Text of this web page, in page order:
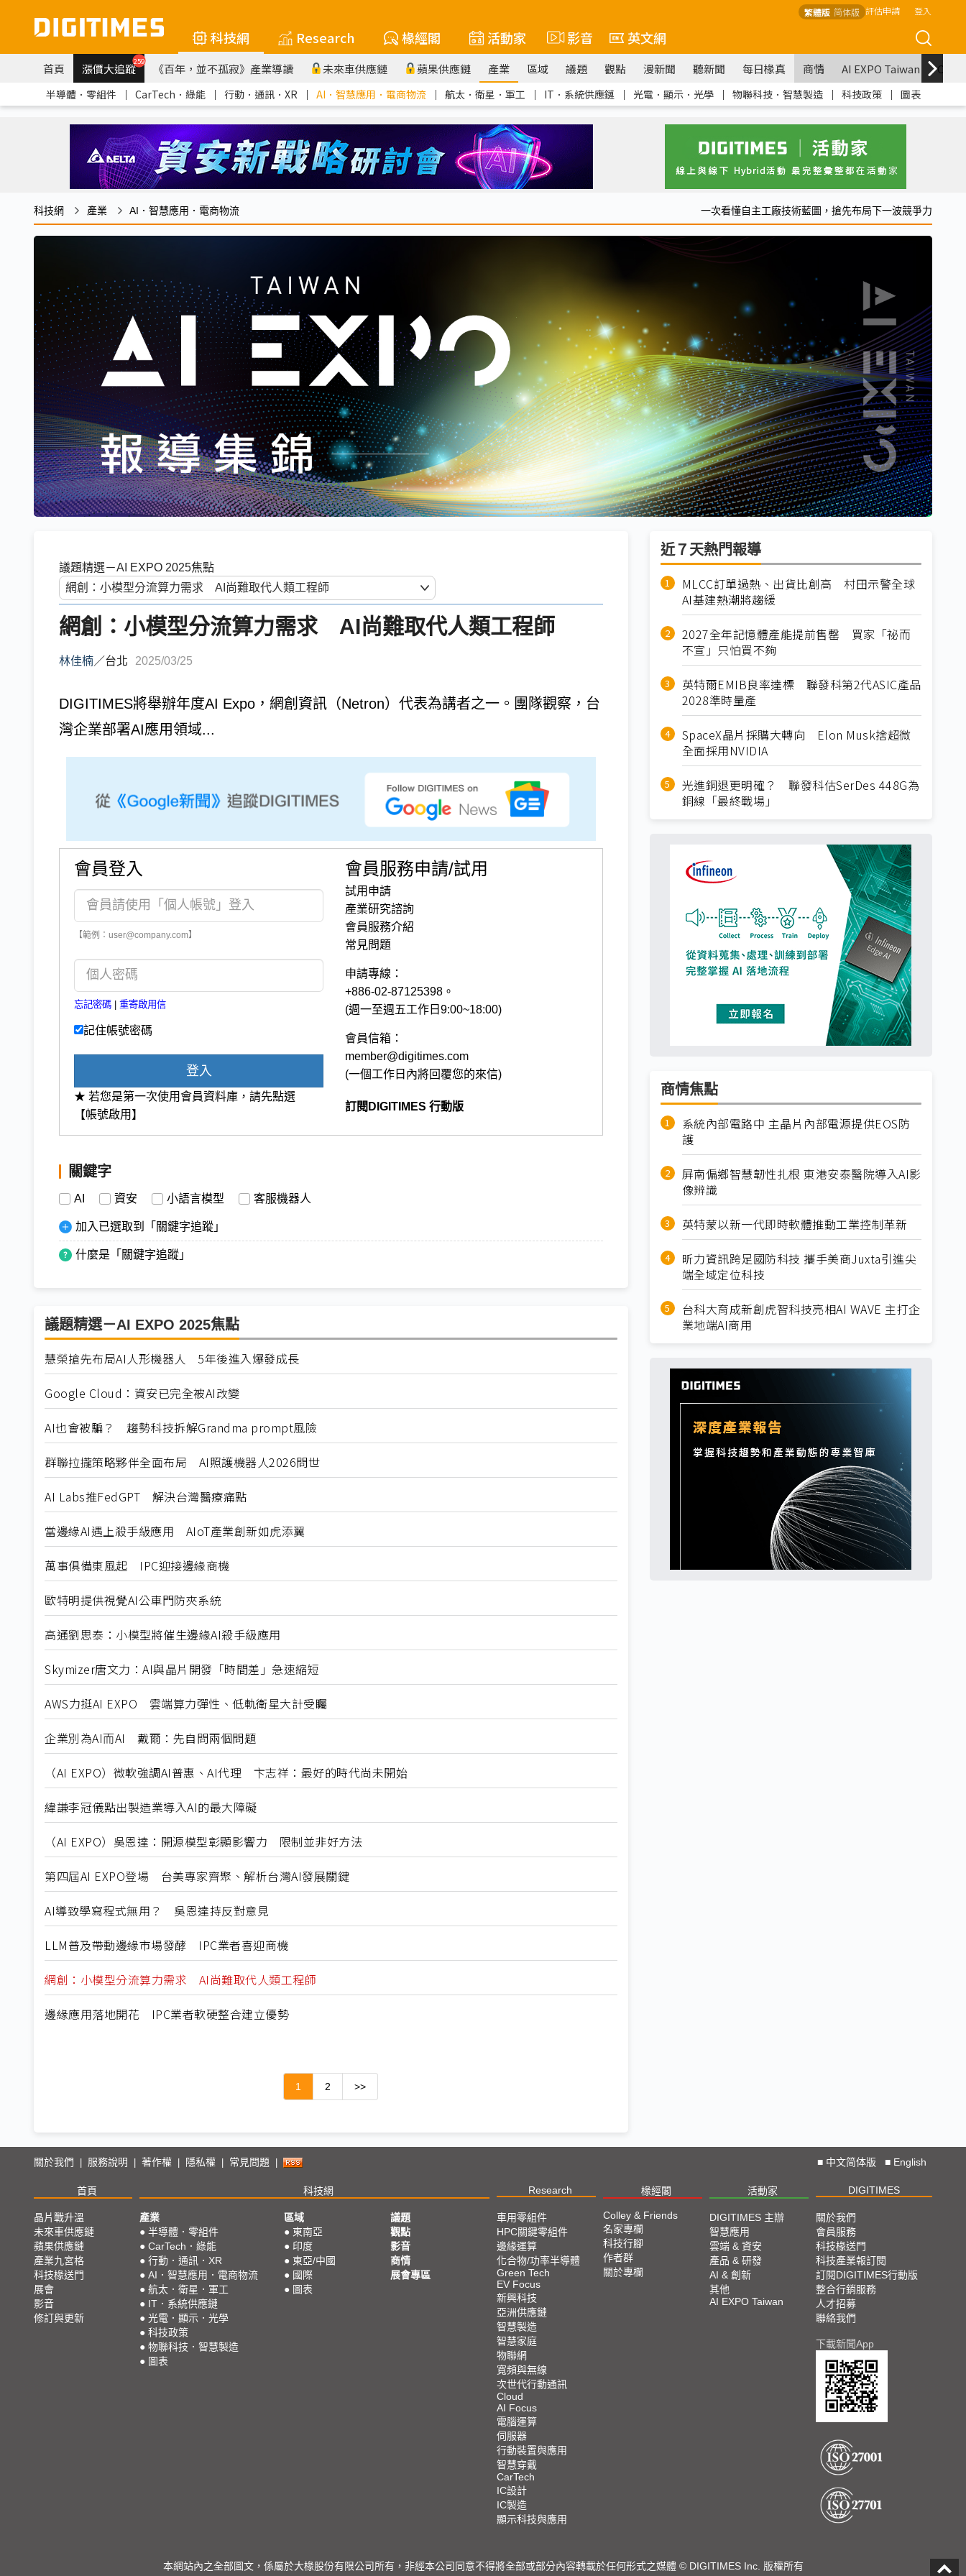
繁體版 简体版 評估申請 登入
科技網 Research 椽經閣 活動家 影音 英文網
首頁 漲價大追蹤259 《百年，並不孤寂》產業導讀 未來車供應鏈 蘋果供應鏈 產業 區域 議題 觀點 漫新聞 聽新聞 每日椽真 商情 AI EXPO Taiwan
半導體．零組件 ｜ CarTech．綠能 ｜ 行動．通訊．XR ｜ AI．智慧應用．電商物流 ｜ 航太．衛星．軍工 ｜ IT．系統供應鏈 ｜ 光電．顯示．光學 ｜ 物聯科技．智慧製造 ｜ 科技政策 ｜ 圖表
科技網 產業 AI．智慧應用．電商物流 一次看懂自主工廠技術藍圖，搶先布局下一波競爭力
議題精選－AI EXPO 2025焦點
網創：小模型分流算力需求 AI尚難取代人類工程師
林佳楠／台北 2025/03/25
DIGITIMES將舉辦年度AI Expo，網創資訊（Netron）代表為講者之一。團隊觀察，台
灣企業部署AI應用領域...
會員登入
【範例：user@company.com】
忘記密碼 | 重寄啟用信
記住帳號密碼
登入
★ 若您是第一次使用會員資料庫，請先點選
【帳號啟用】
會員服務申請/試用
試用申請
產業研究諮詢
會員服務介紹
常見問題
申請專線：
+886-02-87125398。
(週一至週五工作日9:00~18:00)
會員信箱：
member@digitimes.com
(一個工作日內將回覆您的來信)
訂閱DIGITIMES 行動版
關鍵字
AI 資安 小語言模型 客服機器人
加入已選取到「關鍵字追蹤」
什麼是「關鍵字追蹤」
議題精選－AI EXPO 2025焦點
慧榮搶先布局AI人形機器人 5年後進入爆發成長
Google Cloud：資安已完全被AI改變
AI也會被騙？ 趨勢科技拆解Grandma prompt風險
群聯拉攏策略夥伴全面布局 AI照護機器人2026問世
AI Labs推FedGPT 解決台灣醫療痛點
當邊緣AI遇上殺手級應用 AIoT產業創新如虎添翼
萬事俱備東風起 IPC迎接邊緣商機
歐特明提供視覺AI公車門防夾系統
高通劉思泰：小模型將催生邊緣AI殺手級應用
Skymizer唐文力：AI與晶片開發「時間差」急速縮短
AWS力挺AI EXPO 雲端算力彈性、低軌衛星大計受矚
企業別為AI而AI 戴爾：先自問兩個問題
（AI EXPO）微軟強調AI普惠、AI代理 卞志祥：最好的時代尚未開始
緯謙李冠儀點出製造業導入AI的最大障礙
（AI EXPO）吳恩達：開源模型彰顯影響力 限制並非好方法
第四屆AI EXPO登場 台美專家齊聚、解析台灣AI發展關鍵
AI導致學寫程式無用？ 吳恩達持反對意見
LLM普及帶動邊緣市場發酵 IPC業者喜迎商機
網創：小模型分流算力需求 AI尚難取代人類工程師
邊緣應用落地開花 IPC業者軟硬整合建立優勢
1 2 >>
近７天熱門報導
MLCC訂單過熱、出貨比創高 村田示警全球
AI基建熱潮將趨緩
2027全年記憶體產能提前售罄 買家「祕而
不宣」只怕買不夠
英特爾EMIB良率達標 聯發科第2代ASIC產品
2028準時量產
SpaceX晶片採購大轉向 Elon Musk捨超微
全面採用NVIDIA
光進銅退更明確？ 聯發科估SerDes 448G為
銅線「最終戰場」
商情焦點
系統內部電路中 主晶片內部電源提供EOS防
護
屏南偏鄉智慧韌性扎根 東港安泰醫院導入AI影
像辨識
英特蒙以新一代即時軟體推動工業控制革新
昕力資訊跨足國防科技 攜手美商Juxta引進尖
端全域定位科技
台科大育成新創虎智科技亮相AI WAVE 主打企
業地端AI商用
關於我們 | 服務說明 | 著作權 | 隱私權 | 常見問題 | ■ 中文简体版 ■ English
首頁 科技網 Research 椽經閣 活動家 DIGITIMES
晶片戰升溫
未來車供應鏈
蘋果供應鏈
產業九宮格
科技椽送門
展會
影音
修訂與更新
產業
● 半導體．零組件
● CarTech．綠能
● 行動．通訊．XR
● AI．智慧應用．電商物流
● 航太．衛星．軍工
● IT．系統供應鏈
● 光電．顯示．光學
● 科技政策
● 物聯科技．智慧製造
● 圖表
區域
● 東南亞
● 印度
● 東亞/中國
● 國際
● 圖表
議題
觀點
影音
商情
展會專區
車用零組件
HPC關鍵零組件
邊緣運算
化合物/功率半導體
Green Tech
EV Focus
新興科技
亞洲供應鏈
智慧製造
智慧家庭
物聯網
寬頻與無線
次世代行動通訊
Cloud
AI Focus
電腦運算
伺服器
行動裝置與應用
智慧穿戴
CarTech
IC設計
IC製造
顯示科技與應用
Colley & Friends
名家專欄
科技行腳
作者群
關於專欄
DIGITIMES 主辦
智慧應用
雲端 & 資安
產品 & 研發
AI & 創新
其他
AI EXPO Taiwan
關於我們
會員服務
科技椽送門
科技產業報訂閱
訂閱DIGITIMES行動版
整合行銷服務
人才招募
聯絡我們
下載新聞App
本網站內之全部圖文，係屬於大椽股份有限公司所有，非經本公司同意不得將全部或部分內容轉載於任何形式之媒體 © DIGITIMES Inc. 版權所有